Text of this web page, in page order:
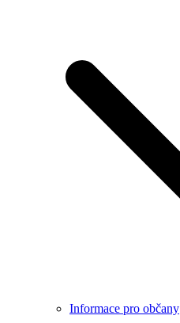
Informace pro občany